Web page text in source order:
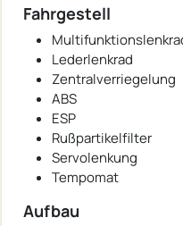
Fahrgestell
Lederlenkrad
Zentralverriegelung
ABS
ESP
Rußpartikelfilter
Servolenkung
Tempomat
Aufbau